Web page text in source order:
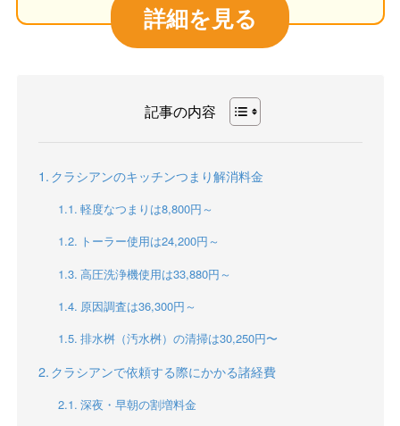
詳細を見る
記事の内容
クラシアンのキッチンつまり解消料金
軽度なつまりは8,800円～
トーラー使用は24,200円～
高圧洗浄機使用は33,880円～
原因調査は36,300円～
排水桝（汚水桝）の清掃は30,250円〜
クラシアンで依頼する際にかかる諸経費
深夜・早朝の割増料金